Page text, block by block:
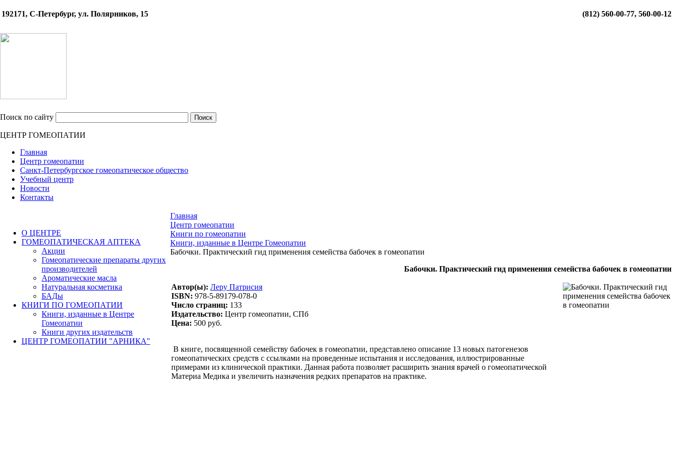
192171, С-Петербург, ул. Полярников, 15 (812) 560-00-77, 560-00-12
Поиск по сайту
ЦЕНТР ГОМЕОПАТИИ
Главная
Центр гомеопатии
Санкт-Петербургское гомеопатическое общество
Учебный центр
Новости
Контакты
О ЦЕНТРЕ
ГОМЕОПАТИЧЕСКАЯ АПТЕКА
Акции
Гомеопатические препараты других
производителей
Ароматические масла
Натуральная косметика
БАДы
КНИГИ ПО ГОМЕОПАТИИ
Книги, изданные в Центре
Гомеопатии
Книги других издательств
ЦЕНТР ГОМЕОПАТИИ "АРНИКА"
Главная
Центр гомеопатии
Книги по гомеопатии
Книги, изданные в Центре Гомеопатии
Бабочки. Практический гид применения семейства бабочек в гомеопатии
Бабочки. Практический гид применения семейства бабочек в гомеопатии
Автор(ы): Леру Патрисия
ISBN: 978-5-89179-078-0
Число страниц: 133
Издательство: Центр гомеопатии, СПб
Цена: 500 руб.
В книге, посвященной семейству бабочек в гомеопатии, представлено описание 13 новых патогенезов
гомеопатических средств с ссылками на проведенные испытания и исследования, иллюстрированные
примерами из клинической практики. Данная работа позволяет расширить знания врачей о гомеопатической
Материа Медика и увеличить назначения редких препаратов на практике.